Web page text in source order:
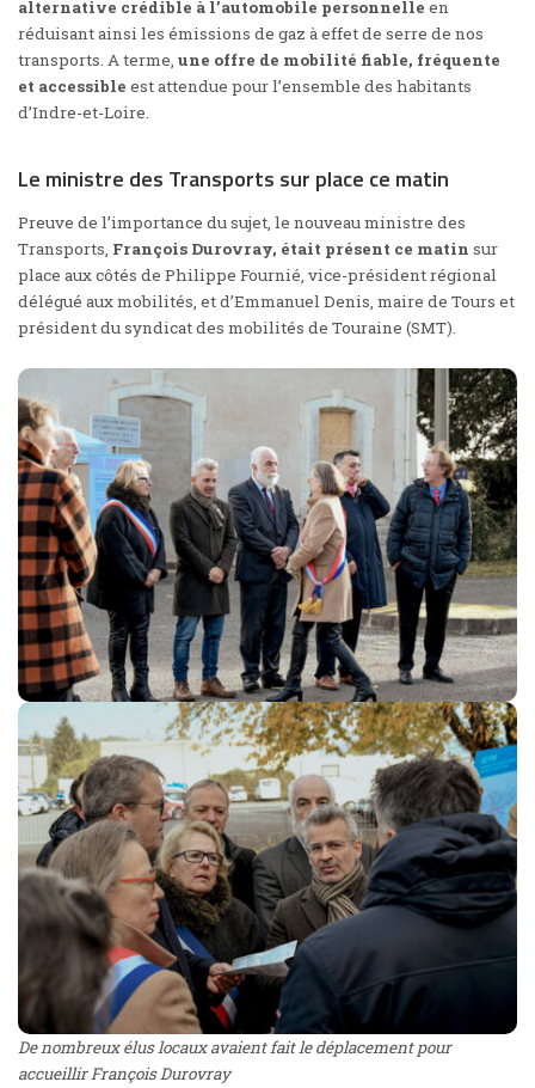
alternative crédible à l’automobile personnelle en
réduisant ainsi les émissions de gaz à effet de serre de nos
transports. A terme, une offre de mobilité fiable, fréquente
et accessible est attendue pour l’ensemble des habitants
d’Indre-et-Loire.
Le ministre des Transports sur place ce matin
Preuve de l’importance du sujet, le nouveau ministre des
Transports, François Durovray, était présent ce matin sur
place aux côtés de Philippe Fournié, vice-président régional
délégué aux mobilités, et d’Emmanuel Denis, maire de Tours et
président du syndicat des mobilités de Touraine (SMT).
De nombreux élus locaux avaient fait le déplacement pour
accueillir François Durovray